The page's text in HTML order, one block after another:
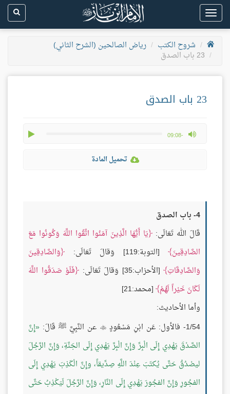
Toggle
navigation
شروح الكتب
رياض الصالحين (الشرح الثاني)
23 باب الصدق
23 باب الصدق
-09:08
max volume
تحميل المادة
4- باب الصدق
قَالَ الله تَعَالَى: يَا أَيُّهَا الَّذِينَ آمَنُوا اتَّقُوا اللَّهَ وَكُونُوا مَعَ
الصَّادِقِينَ
[التوبة:119] وَقالَ تَعَالَى:
وَالصَّادِقِينَ
وَالصَّادِقَاتِ [الأحزاب:35] وَقالَ تَعَالَى:
فَلَوْ صَدَقُوا اللَّهَ
لَكَانَ خَيْراً لَهُمْ [محمد:21]
وأما الأحاديث:
1/54- فالأول: عَن ابْنِ مَسْعُودٍ
 عن النَّبِيَّ ﷺ قَالَ: إِنَّ
الصَّدْقَ يَهْدِي إِلَى الْبِرِّ وَإِنَّ الْبِرَّ يَهْدِي إِلَى الجَنَّةِ، وَإِنَّ الرَّجُلَ
ليصْدُقُ حَتَّى يُكتَبَ عِنْدَ اللَّهِ صِدِّيقاً، وإِنَّ الْكَذِبَ يَهْدِي إِلَى
الفجُورِ وَإِنَّ الفجُورَ يَهْدِي إِلَى النَّارِ، وَإِنَّ الرَّجُلَ لَيَكْذِبُ حَتَّى